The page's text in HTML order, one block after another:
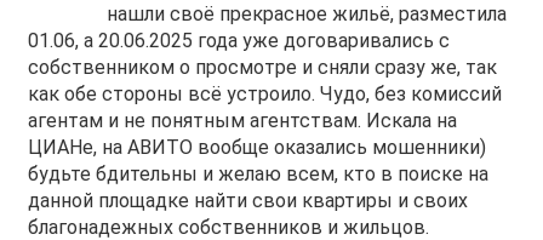
нашли своё прекрасное жильё, разместила
01.06, а 20.06.2025 года уже договаривались с
собственником о просмотре и сняли сразу же, так
как обе стороны всё устроило. Чудо, без комиссий
агентам и не понятным агентствам. Искала на
ЦИАНе, на АВИТО вообще оказались мошенники)
будьте бдительны и желаю всем, кто в поиске на
данной площадке найти свои квартиры и своих
благонадежных собственников и жильцов.